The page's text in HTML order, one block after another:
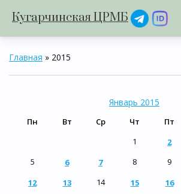
Кугарчинская ЦРМБ
Главная » 2015
Январь 2015
Пн Вт Ср Чт Пт
1
2
5
6 7 8 9
12
13 14 15 16